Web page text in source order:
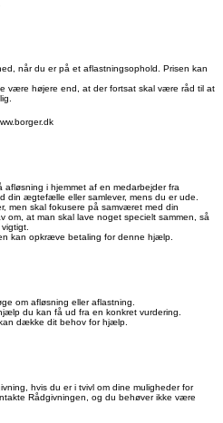
når du er på et aflastningsophold. Prisen kan
være højere end, at der fortsat skal være råd til at
i hjemmet af en medarbejder fra
din ægtefælle eller samlever, mens du er ude.
men skal fokusere på samværet med din
om, at man skal lave noget specielt sammen, så
kan opkræve betaling for denne hjælp.
om afløsning eller aflastning.
du kan få ud fra en konkret vurdering.
dække dit behov for hjælp.
hvis du er i tvivl om dine muligheder for
Rådgivningen, og du behøver ikke være